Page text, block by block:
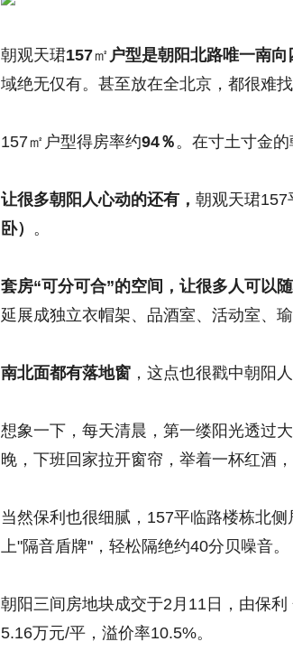
朝观天珺157㎡ 户型是朝阳北路唯一南向
域绝无仅有。甚至放在全北京，都很难
157㎡户型得房率约94％。在寸土寸金的
让很多朝阳人心动的还有， 朝观天珺157
卧） 。
套房“可分可合”的空间，让很多人可以随
延展成独立衣帽架、品酒室、活动室、瑜
南北面都有落地窗 ，这点也很戳中朝阳人
想象一下，每天清晨，第一缕阳光透过
晚，下班回家拉开窗帘，举着一杯红酒
当然保利也很细腻，157平临路楼栋北侧
上"隔音盾牌"，轻松隔绝约40分贝噪音。
朝阳三间房地块成交于2月11日，由保利
5.16万元/平 ，溢价率10.5%。